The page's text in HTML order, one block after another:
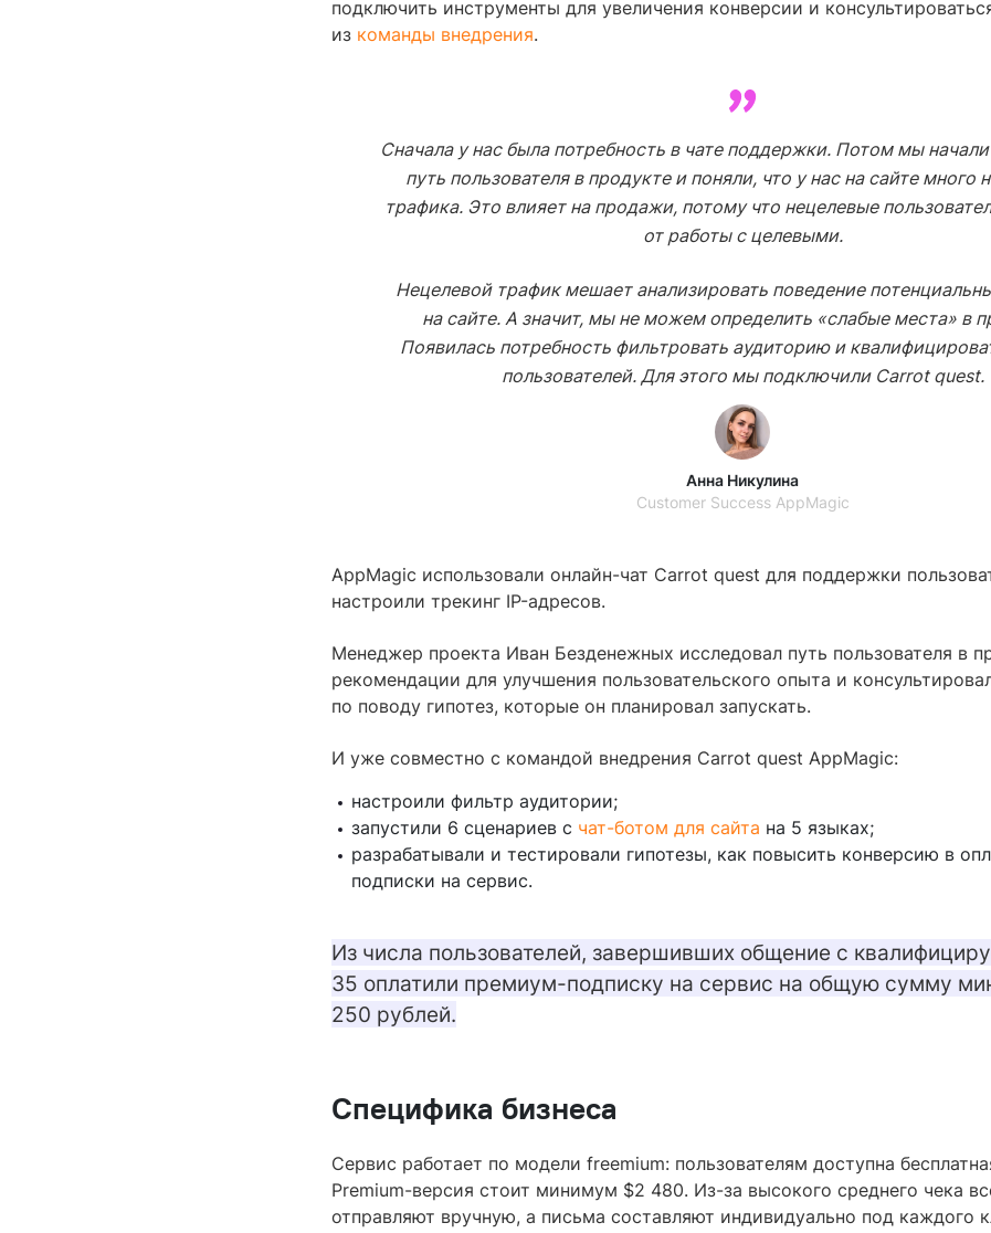
подключить инструменты для увеличения конверсии и
из команды внедрения.
Сначала у нас была потребность в чате поддержки. Потом мы
путь пользователя в продукте и поняли, что у нас на сайте много
трафика. Это влияет на продажи, потому что нецелевые
от работы с целевыми.
Нецелевой трафик мешает анализировать поведение
на сайте. А значит, мы не можем определить «слабые места» в
Появилась потребность фильтровать аудиторию и
пользователей. Для этого мы подключили Carrot quest.
Анна Никулина
Customer Success AppMagic
AppMagic использовали онлайн-чат Carrot quest для поддержки
настроили трекинг IP-адресов.
Менеджер проекта Иван Безденежных исследовал путь пользователя в
рекомендации для улучшения пользовательского опыта и
по поводу гипотез, которые он планировал запускать.
И уже совместно с командой внедрения Carrot quest AppMagic:
настроили фильтр аудитории;
запустили 6 сценариев с чат-ботом для сайта на 5 языках;
разрабатывали и тестировали гипотезы, как повысить конверсию в
подписки на сервис.
Из числа пользователей, завершивших общение с
35 оплатили премиум-подписку на сервис на общую сумму
250 рублей.
Специфика бизнеса
Сервис работает по модели freemium: пользователям доступна
Premium-версия стоит минимум $2 480. Из-за высокого среднего чека
отправляют вручную, а письма составляют индивидуально под каждого